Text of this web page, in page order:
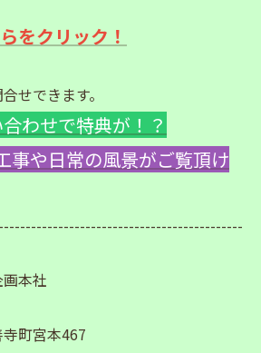
をクリック！
せできます。
わせで特典が！？
事や日常の風景がご覧頂け
本社
町宮本467